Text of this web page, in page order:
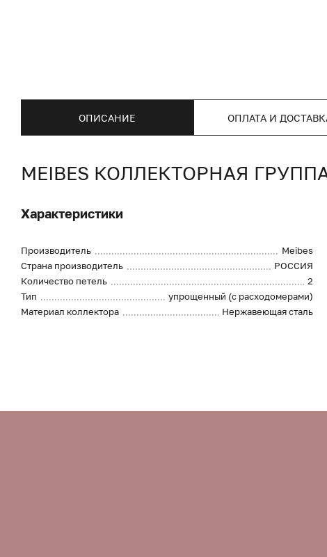
ОПИСАНИЕ ОПЛАТА И
MEIBES КОЛЛЕКТОРНАЯ
Характеристики
Производитель
Meibes
Страна производитель
РОССИЯ
Количество петель
2
Тип
упрощенный (с расходомерами)
Материал коллектора
Нержавеющая сталь